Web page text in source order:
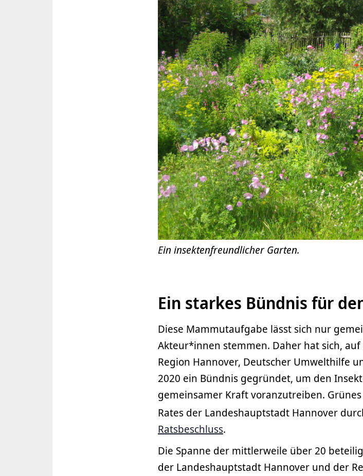
Ein insektenfreundlicher Garten.
Ein starkes Bündnis für
Diese Mammutaufgabe lässt sich nur
Akteur*innen stemmen. Daher hat sich,
Region Hannover, Deutscher Umwelthilfe
2020 ein Bündnis gegründet, um den
gemeinsamer Kraft voranzutreiben.
Rates der Landeshauptstadt Hannover
Ratsbeschluss.
Die Spanne der mittlerweile über 20
der Landeshauptstadt Hannover und der